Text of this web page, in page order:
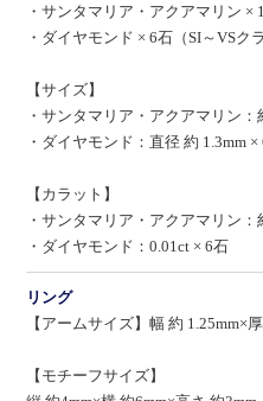
・サンタマリア・アクアマリン ×
・ダイヤモンド × 6石（SI～VSク
【サイズ】
・サンタマリア・アクアマリン：
・ダイヤモンド：直径 約 1.3mm ×
【カラット】
・サンタマリア・アクアマリン：
・ダイヤモンド：0.01ct × 6石
リング
【アームサイズ】幅 約 1.25mm×
【モチーフサイズ】